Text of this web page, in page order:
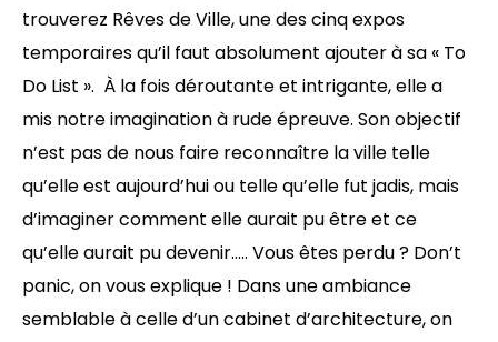
trouverez Rêves de Ville, une des cinq expos
temporaires qu’il faut absolument ajouter à sa « To
Do List ». À la fois déroutante et intrigante, elle a
mis notre imagination à rude épreuve. Son objectif
n’est pas de nous faire reconnaître la ville telle
qu’elle est aujourd’hui ou telle qu’elle fut jadis, mais
d’imaginer comment elle aurait pu être et ce
qu’elle aurait pu devenir….. Vous êtes perdu ? Don’t
panic, on vous explique ! Dans une ambiance
semblable à celle d’un cabinet d’architecture, on